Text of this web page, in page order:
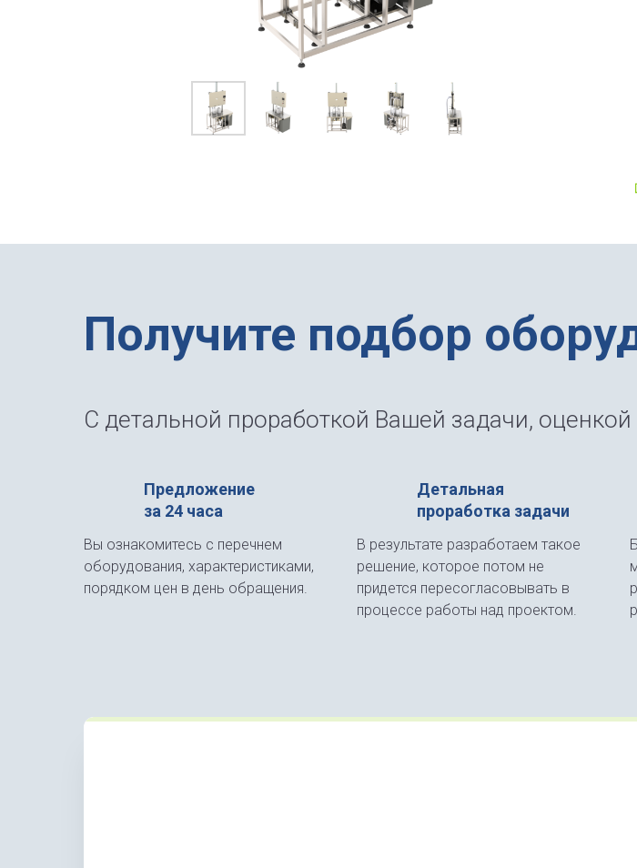
Получите подбор
С детальной проработкой Вашей задачи,
Предложение
за 24 часа
Вы ознакомитесь с перечнем
оборудования, характеристиками,
порядком цен в день обращения.
Детальная
проработка задачи
В результате разработаем такое
решение, которое потом не
придется пересогласовывать в
процессе работы над проектом.